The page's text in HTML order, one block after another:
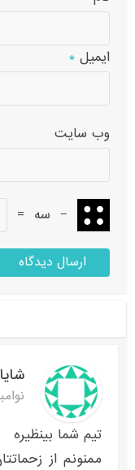
ایمیل*
وب‌ سایت
− سه =
نوامبر 21, 2016 در
تیم شما بینظیره
ممنونم از